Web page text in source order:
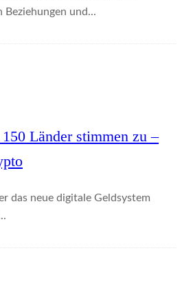
und...
Länder stimmen zu –
das neue digitale Geldsystem